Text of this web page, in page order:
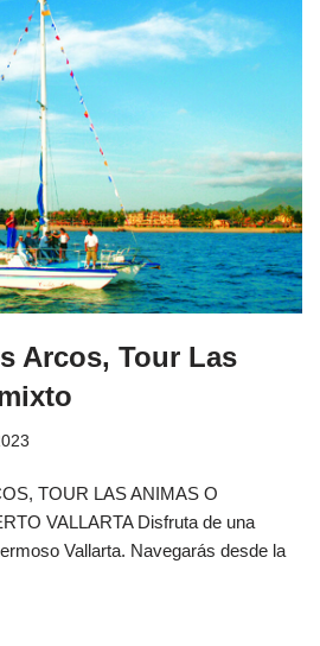
Arcos, Tour Las
TOUR LAS ANIMAS O
VALLARTA Disfruta de una
Vallarta. Navegarás desde la